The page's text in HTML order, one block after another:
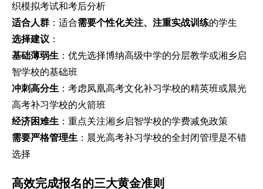
织模拟考试和考后分析
适合人群 ：适合需要个性化关注、注重实战训练的学生
选择建议 ：
基础薄弱生 ：优先选择博纳高级中学的分层教学或湘乡启
智学校的基础班
冲刺高分生 ：考虑凤凰高考文化补习学校的精英班或晨光
高考补习学校的火箭班
经济困难生 ：重点关注湘乡启智学校的学费减免政策
需要严格管理生 ：晨光高考补习学校的全封闭管理是不错
选择
高效完成报名的三大黄金准则